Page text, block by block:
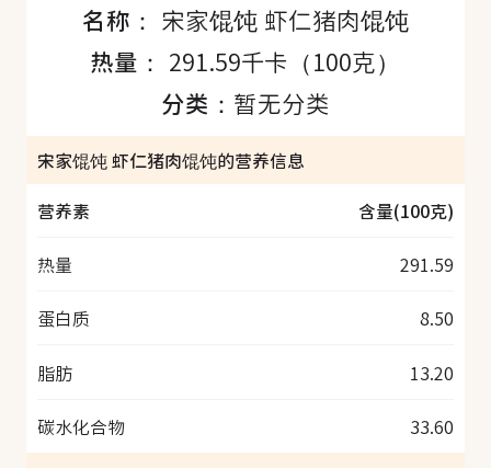
名称： 宋家馄饨 虾仁猪肉馄饨
热量： 291.59千卡（100克）
分类： 暂无分类
宋家馄饨 虾仁猪肉馄饨的营养信息
营养素
含量(100克)
热量 291.59
蛋白质 8.50
脂肪 13.20
碳水化合物
33.60